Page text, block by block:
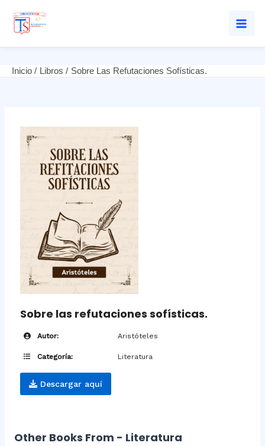
Inicio Libros Sobre Las Refutaciones Sofísticas.
Sobre las refutaciones sofísticas.
Autor: Aristóteles
Categoría: Literatura
Descargar aquí
Other Books From - Literatura